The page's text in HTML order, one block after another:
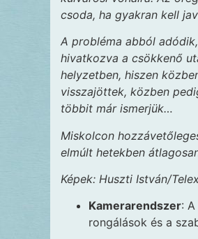
csoda, ha gyakran kell
A probléma abból
hivatkozva a csökkenő
helyzetben, hiszen
visszajöttek, közben
többit már ismerjük…
Miskolcon
elmúlt hetekben
Képek: Huszti István/
Kamerarendszer:
rongálások és a